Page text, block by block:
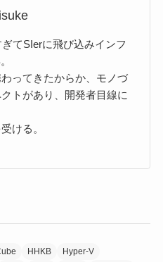
てSIerに飛び込みインフ
ってきたからか、モノづ
トがあり、開発者目線に
ける。
HHKB
Hyper-V